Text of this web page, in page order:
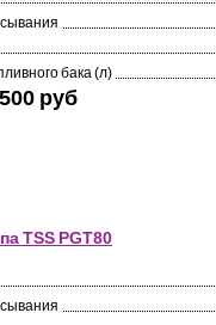
бака (л)
pуб
TSS PGT80